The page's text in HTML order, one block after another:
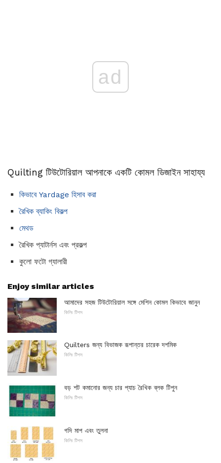
ad
Quilting টিউটোরিয়াল আপনাকে একটি কোমল ডিজাইন সাহায্য
কিভাবে Yardage হিসাব করা
রৈখিক ব্যাকিং বিকল্প
মেথড
রৈখিক প্যাটার্নস এবং প্রকল্প
কুলো ফটো গ্যালারী
Enjoy similar articles
আমাদের সহজ টিউটোরিয়াল সঙ্গে মেশিন কোমল কিভাবে জানুন
কিলিং টিপস
Quilters জন্য বিভাজক রূপান্তর চারেক দশমিক
কিলিং টিপস
বড় শট কমানোর জন্য চার প্যাচ রৈখিক ব্লক টিপুন
কিলিং টিপস
গদি মাপ এবং তুলনা
কিলিং টিপস